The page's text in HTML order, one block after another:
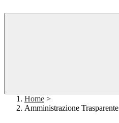
Home >
Amministrazione Trasparente